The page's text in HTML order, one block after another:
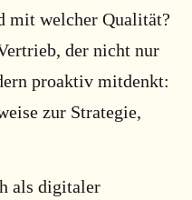
mit welcher Qualität?
der nicht nur
proaktiv mitdenkt:
zur Strategie,
als digitaler